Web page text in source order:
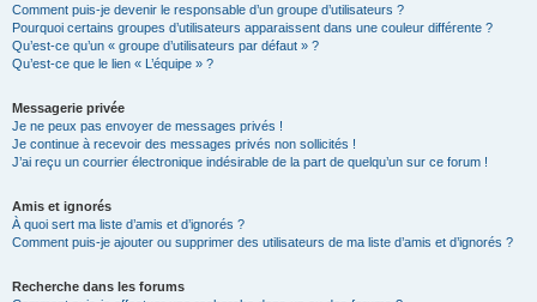
Comment puis-je devenir le responsable d’un groupe d’utilisateurs ?
Pourquoi certains groupes d’utilisateurs apparaissent dans une couleur différente ?
Qu’est-ce qu’un « groupe d’utilisateurs par défaut » ?
Qu’est-ce que le lien « L’équipe » ?
Messagerie privée
Je ne peux pas envoyer de messages privés !
Je continue à recevoir des messages privés non sollicités !
J’ai reçu un courrier électronique indésirable de la part de quelqu’un sur ce forum !
Amis et ignorés
À quoi sert ma liste d’amis et d’ignorés ?
Comment puis-je ajouter ou supprimer des utilisateurs de ma liste d’amis et d’ignorés ?
Recherche dans les forums